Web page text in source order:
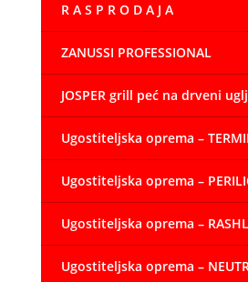
R A S P R O D A J A
ZANUSSI PROFESSIONAL
JOSPER grill peć na drveni
Ugostiteljska oprema –
Ugostiteljska oprema –
Ugostiteljska oprema –
Ugostiteljska oprema –